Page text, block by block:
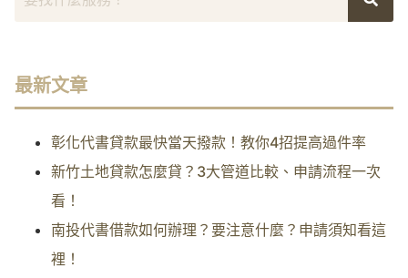
最新文章
彰化代書貸款最快當天撥款！教你4招提高過件率
新竹土地貸款怎麼貸？3大管道比較、申請流程一次
看！
南投代書借款如何辦理？要注意什麼？申請須知看這
裡！